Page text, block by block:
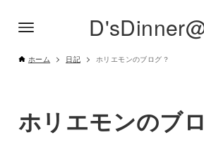
ホーム 日記 ホリエモンのブログ？
ホリエモンのブ